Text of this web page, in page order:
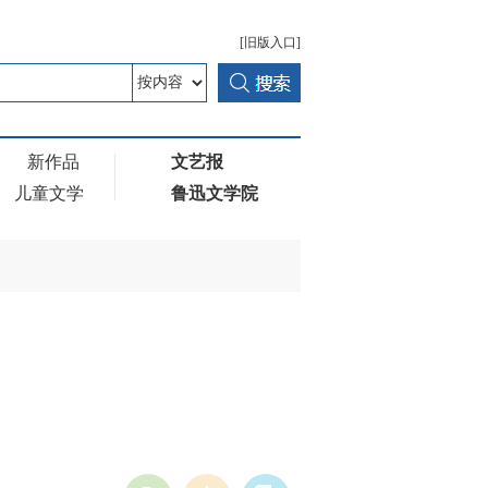
[旧版入口]
新作品
儿童文学
文艺报
鲁迅文学院